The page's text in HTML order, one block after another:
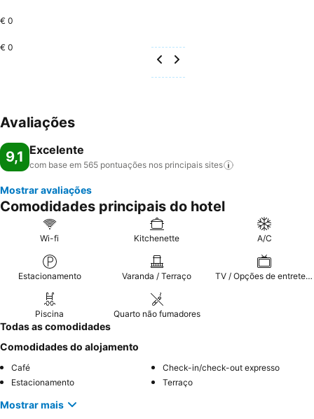
€ 0
€ 0
Avaliações
9,1 Excelente
com base em 565 pontuações nos principais sites
Mostrar avaliações
Comodidades principais do hotel
Wi-fi Kitchenette A/C
Estacionamento Varanda / Terraço TV / Opções de entretenimento
Piscina Quarto não fumadores
Todas as comodidades
Comodidades do alojamento
Café
Check-in/check-out expresso
Estacionamento
Terraço
Mostrar mais